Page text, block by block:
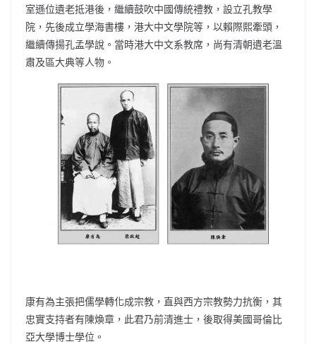
室遜位遺老抵港後，繼續鼓吹中國傳統禮教，設立孔教學
院，先後成立學海書樓，港大中文學院等，以賴際熙牽頭，
繼續傳揚孔孟學說。當時港大中文系教席，尚有清朝遺老溫
肅及區大典等人物。
康有為主張把儒學轉化成宗教，直與西方宗教勢力抗衡，其
忠實支持者有陳煥章，此君乃前清進士，後取得美國哥倫比
亞大學博士學位。